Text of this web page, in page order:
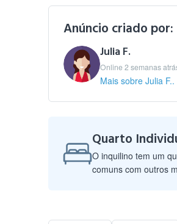
Anúncio criado por:
Julia F.
Online 2 semanas
Mais sobre Julia F..
Quarto
O inquilino tem um
comuns com outros